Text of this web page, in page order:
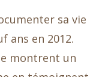
sa vie
ans en 2012.
montrent un